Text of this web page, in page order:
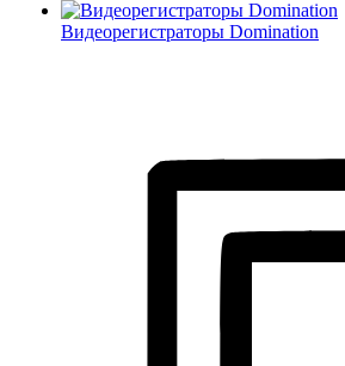
Видеорегистраторы Domination